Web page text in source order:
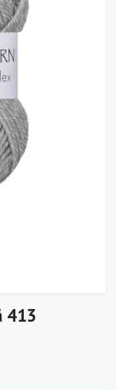
413